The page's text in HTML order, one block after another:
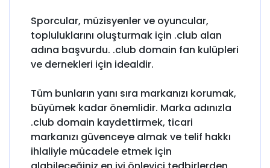
Sporcular, müzisyenler ve oyuncular,
topluluklarını oluşturmak için .club alan
adına başvurdu. .club domain fan kulüpleri
ve dernekleri için idealdir.
Tüm bunların yanı sıra markanızı korumak,
büyümek kadar önemlidir. Marka adınızla
.club domain kaydettirmek, ticari
markanızı güvenceye almak ve telif hakkı
ihlaliyle mücadele etmek için